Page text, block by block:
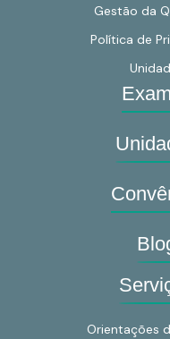
Gestão da
Política de
Orientações